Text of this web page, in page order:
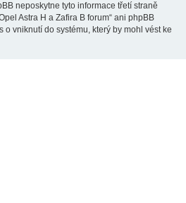
neposkytne tyto informace třetí straně
Astra H a Zafira B forum“ ani phpBB
vniknutí do systému, který by mohl vést ke